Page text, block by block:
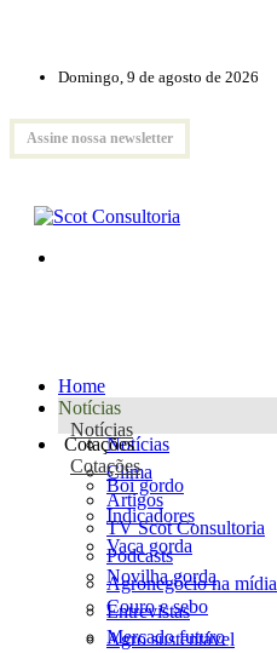
Domingo, 9 de agosto de 2026
Assine nossa newsletter
Home
Notícias
Notícias
Notícias
Clima
Artigos
TV Scot Consultoria
Podcasts
Agronegócio na mídia
Entrevistas
Agro sustentável
Cotações
Cotações
Boi gordo
Indicadores
Vaca gorda
Novilha gorda
Couro e sebo
Mercado futuro